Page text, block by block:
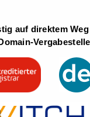
auf direktem